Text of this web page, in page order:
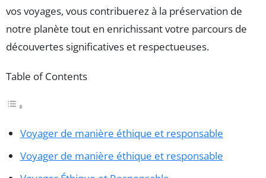
vos voyages, vous contribuerez à la préservation de
notre planète tout en enrichissant votre parcours de
découvertes significatives et respectueuses.
Table of Contents
Voyager de manière éthique et responsable
Voyager de manière éthique et responsable